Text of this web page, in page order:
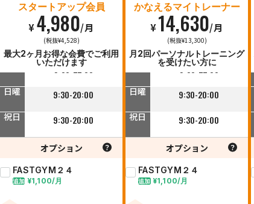
スタートアップ会員
¥4,980/月
(税抜¥4,528)
最大2ヶ月お得な会費でご利用
いただけます
9:30-23:00
9:30-22:00
日曜 9:30-20:00
祝日 9:30-20:00
オプション
FASTGYM２４
追加 ¥1,100/月
かなえるマイトレーナー
¥14,630/月
(税抜¥13,300)
月2回パーソナルトレーニング
を受けたい方に
9:30-23:00
9:30-22:00
日曜 9:30-20:00
祝日 9:30-20:00
オプション
FASTGYM２４
追加¥1,100/月